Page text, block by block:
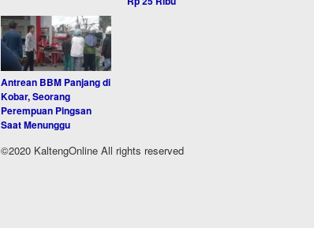
Antrean BBM Panjang di
Kobar, Seorang
Perempuan Pingsan
Saat Menunggu
©2020 KaltengOnline All rights reserved